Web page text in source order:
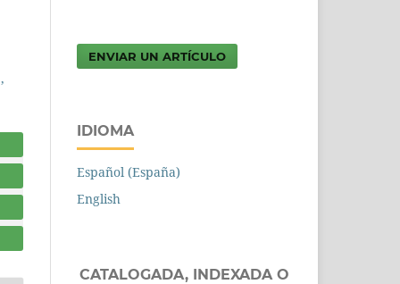
ENVIAR UN ARTÍCULO
IDIOMA
Español (España)
English
CATALOGADA, INDEXADA O